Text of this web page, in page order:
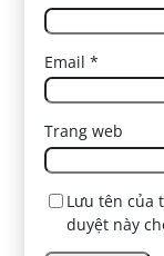
Email*
Trang web
Lưu tên của
duyệt này